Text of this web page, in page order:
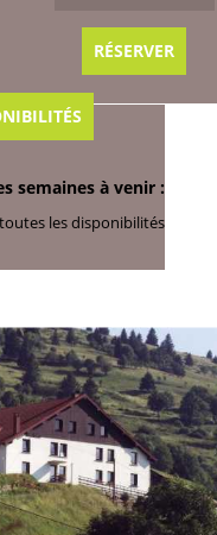
RÉSERVER
semaines à venir :
les disponibilités